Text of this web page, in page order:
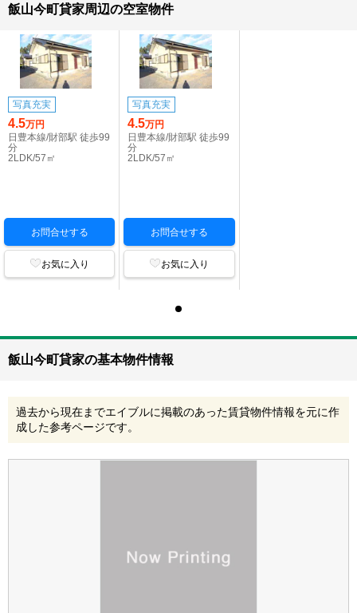
飯山今町貸家周辺の空室物件
写真充実
4.5万円
日豊本線/財部駅 徒歩99
分
2LDK/57㎡
お問合せする
お気に入り
写真充実
4.5万円
日豊本線/財部駅 徒歩99
分
2LDK/57㎡
お問合せする
お気に入り
飯山今町貸家の基本物件情報
過去から現在までエイブルに掲載のあった賃貸物件情報を元に作
成した参考ページです。